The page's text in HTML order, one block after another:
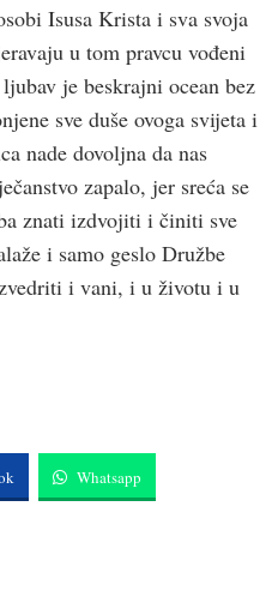
Isusa Krista i sva svoja
u tom pravcu vođeni
je beskrajni ocean bez
sve duše ovoga svijeta i
nade dovoljna da nas
zapalo, jer sreća se
znati izdvojiti i činiti sve
i samo geslo Družbe
i vani, i u životu i u
Whatsapp